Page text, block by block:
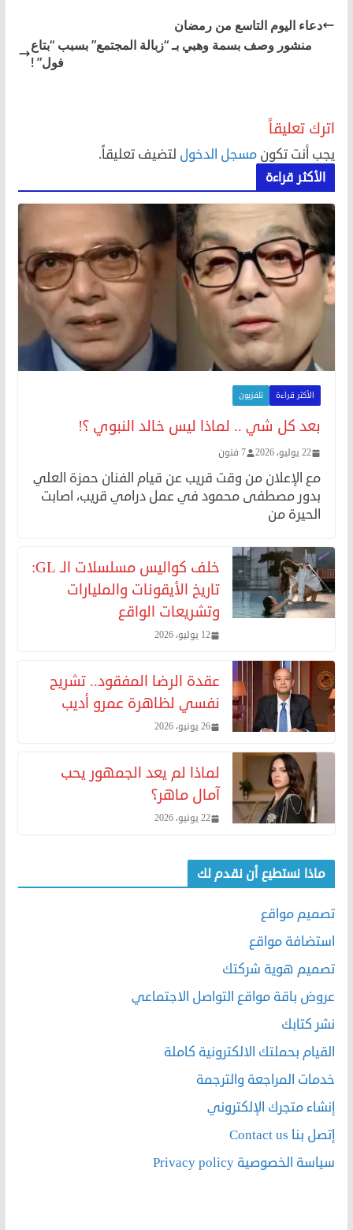
دعاء اليوم التاسع من رمضان
منشور وصف بسمة وهبي بـ “زبالة المجتمع” بسبب “بتاع
فول” !
اترك تعليقاً
يجب أنت تكون مسجل الدخول لتضيف تعليقاً.
الأكثر قراءة
الأكثر قراءة تلفزيون
بعد كل شي .. لماذا ليس خالد النبوي ؟!
22 يوليو، 2026 7 فنون
مع الإعلان من وقت قريب عن قيام الفنان حمزة العلي
بدور مصطفى محمود في عمل درامي قريب، اصابت
الحيرة من
خلف كواليس مسلسلات الـ GL:
تاريخ الأيقونات والمليارات
وتشريعات الواقع
12 يوليو، 2026
عقدة الرضا المفقود.. تشريح
نفسي لظاهرة عمرو أديب
26 يونيو، 2026
لماذا لم يعد الجمهور يحب
آمال ماهر؟
22 يونيو، 2026
ماذا نستطيع أن نقدم لك
تصميم مواقع
استضافة مواقع
تصميم هوية شركتك
عروض باقة مواقع التواصل الاجتماعي
نشر كتابك
القيام بحملتك الالكترونية كاملة
خدمات المراجعة والترجمة
إنشاء متجرك الإلكتروني
إتصل بنا Contact us
سياسة الخصوصية Privacy policy